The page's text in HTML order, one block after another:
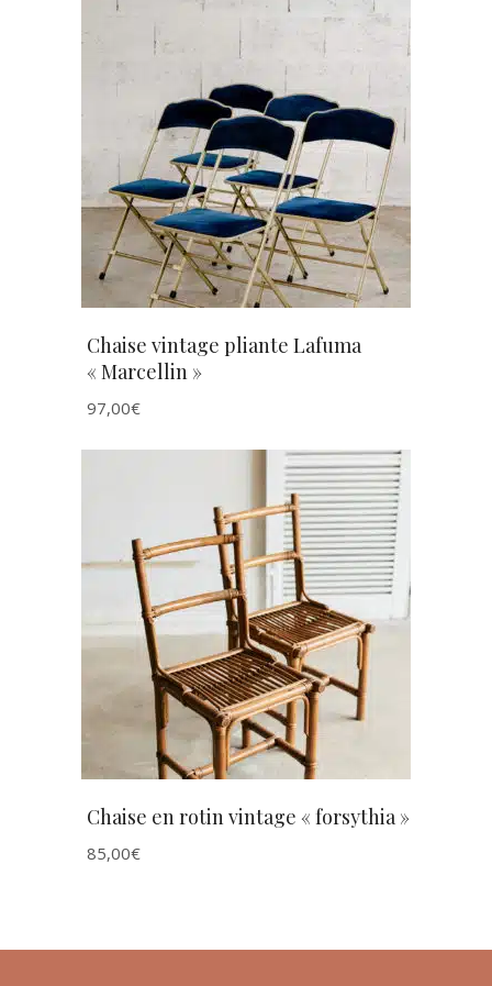
AJOUTER AU PANIER
Chaise vintage pliante Lafuma
« Marcellin »
97,00€
AJOUTER AU PANIER
Chaise en rotin vintage « forsythia »
85,00€